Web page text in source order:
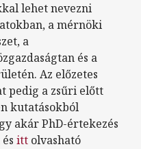
lehet nevezni
a mérnöki
a
és a
Az előzetes
pedig a zsűri előtt
kutatásokból
akár PhD-értekezés
és itt olvasható